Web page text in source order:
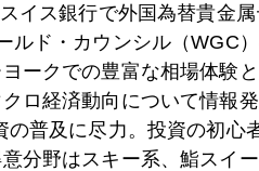
Ｉショックの次は小売サプライ
２０００ドルのシナリオ、１５
イス銀行で外国為替貴金
ルド・カウンシル（WGC
ークでの豊富な相場体験
ロ経済動向について情報
の普及に尽力。投資の初心
分野はスキー系、鮨スイー